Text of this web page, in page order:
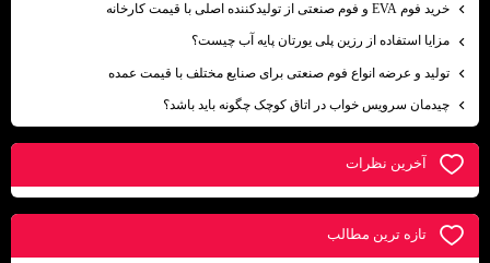
خرید فوم EVA و فوم صنعتی از تولیدکننده اصلی با قیمت کارخانه
مزایا استفاده از رزین پلی یورتان پایه آب چیست؟
تولید و عرضه انواع فوم صنعتی برای صنایع مختلف با قیمت عمده
چیدمان سرویس خواب در اتاق کوچک چگونه باید باشد؟
آخرين نظرات
تازه ترين مطالب